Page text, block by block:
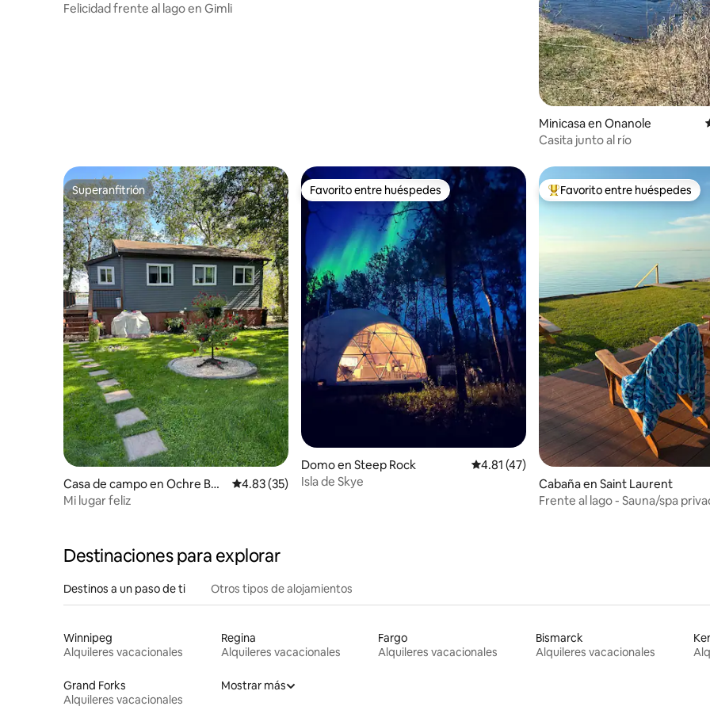
Felicidad frente al lago en Gimli
Minicasa en Onanole
Casita junto al río
Superanfitrión
Superanfitrión
Casa de campo en Ochre Bea
ch
Calificación promedio: 4.83 de 5, 35 reseñas
4.83 (35)
Mi lugar feliz
Favorito entre huéspedes
Favorito entre huéspedes
Domo en Steep Rock Calificación promedio: 4.81 de 5, 47 reseñas
4.81 (47)
Isla de Skye
Favorito entre huéspedes
Favorito entre huéspedes
Cabaña en Saint Laurent
Frente al lago - Sauna/spa
Destinaciones para explorar
Destinos a un paso de ti Otros tipos de alojamientos
Winnipeg
Alquileres vacacionales
Regina
Alquileres vacacionales
Fargo
Alquileres vacacionales
Bismarck
Alquileres vacacionales
Grand Forks
Alquileres vacacionales
Mostrar más